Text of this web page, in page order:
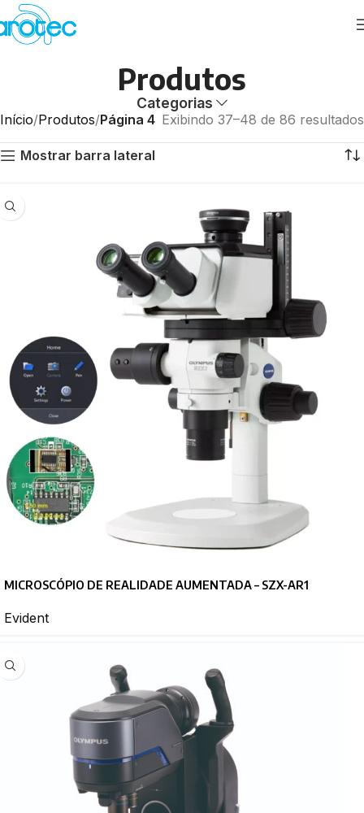
Produtos
Categorias
Início Produtos Página 4 Exibindo 37–48 de 86 resultados
Mostrar barra lateral
MICROSCÓPIO DE REALIDADE AUMENTADA – SZX-AR1
Evident